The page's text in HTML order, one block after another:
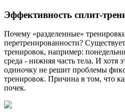
Эффективность сплит-
Почему «разделенные»
перетренированности?
тренировок, например:
среда - нижняя часть тела. И хотя
одиночку не решит проблемы
тренировок. Причина в том, что
почек.